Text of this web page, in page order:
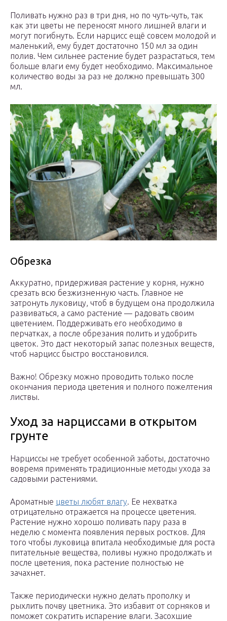
Поливать нужно раз в три дня, но по чуть-чуть, так
как эти цветы не переносят много лишней влаги и
могут погибнуть. Если нарцисс ещё совсем молодой и
маленький, ему будет достаточно 150 мл за один
полив. Чем сильнее растение будет разрастаться, тем
больше влаги ему будет необходимо. Максимальное
количество воды за раз не должно превышать 300
мл.
Обрезка
Аккуратно, придерживая растение у корня, нужно
срезать всю безжизненную часть. Главное не
затронуть луковицу, чтоб в будущем она продолжила
развиваться, а само растение — радовать своим
цветением. Поддерживать его необходимо в
перчатках, а после обрезания полить и удобрить
цветок. Это даст некоторый запас полезных веществ,
чтоб нарцисс быстро восстановился.
Важно! Обрезку можно проводить только после
окончания периода цветения и полного пожелтения
листвы.
Уход за нарциссами в открытом
грунте
Нарциссы не требует особенной заботы, достаточно
вовремя применять традиционные методы ухода за
садовыми растениями.
Ароматные цветы любят влагу. Ее нехватка
отрицательно отражается на процессе цветения.
Растение нужно хорошо поливать пару раза в
неделю с момента появления первых ростков. Для
того чтобы луковица впитала необходимые для роста
питательные вещества, поливы нужно продолжать и
после цветения, пока растение полностью не
зачахнет.
Также периодически нужно делать прополку и
рыхлить почву цветника. Это избавит от сорняков и
поможет сократить испарение влаги. Засохшие